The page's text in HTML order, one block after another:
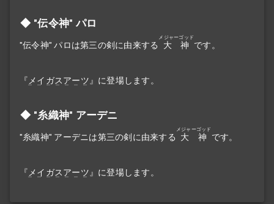
"伝令神" パロ
"伝令神" パロは第三の剣に由来する 大神
メジャーゴッド
です。
『 メイガスアーツ 』に登場します。
"糸織神" アーデニ
"糸織神" アーデニは第三の剣に由来する 大神
メジャーゴッド
です。
『 メイガスアーツ 』に登場します。